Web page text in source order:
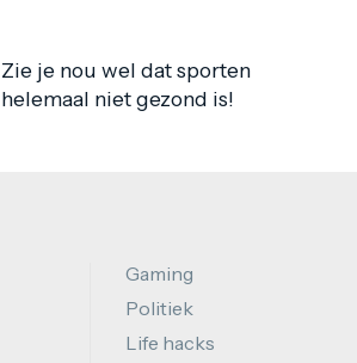
Zie je nou wel dat sporten
helemaal niet gezond is!
Gaming
Politiek
Life hacks